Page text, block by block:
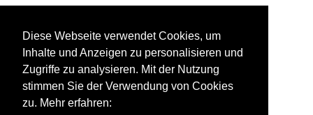
Diese Webseite verwendet Cookies, um
Inhalte und Anzeigen zu personalisieren und
Zugriffe zu analysieren. Mit der Nutzung
stimmen Sie der Verwendung von Cookies
zu. Mehr erfahren: